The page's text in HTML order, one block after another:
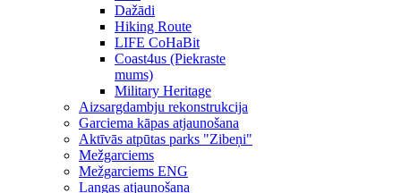
Dažādi
Hiking Route
LIFE CoHaBit
Coast4us (Piekraste
mums)
Military Heritage
Aizsargdambju rekonstrukcija
Garciema kāpas atjaunošana
Aktīvās atpūtas parks "Zibeņi"
Mežgarciems
Mežgarciems ENG
Langas atjaunošana